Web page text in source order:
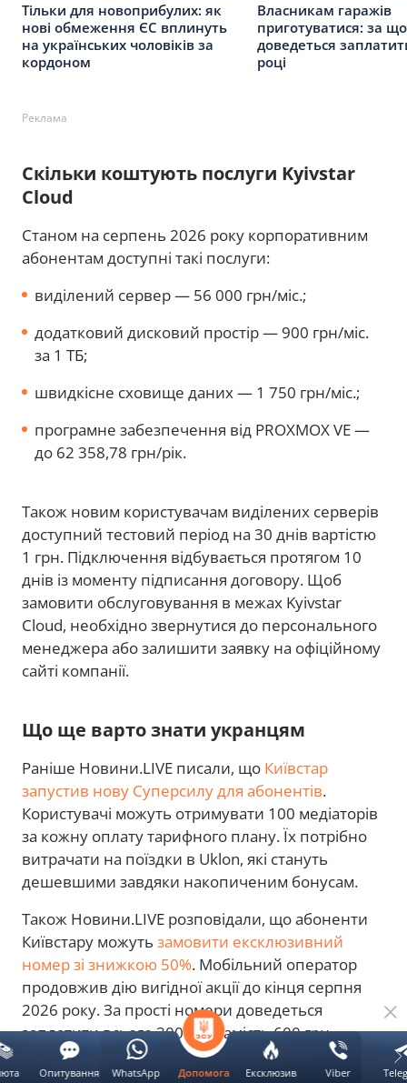
Тільки для новоприбулих: як
нові обмеження ЄС вплинуть
на українських чоловіків за
кордоном
Власникам гаражів
приготуватися: за що
доведеться
році
Реклама
Скільки коштують послуги Kyivstar
Cloud
Станом на серпень 2026 року корпоративним
абонентам доступні такі послуги:
виділений сервер — 56 000 грн/міс.;
додатковий дисковий простір — 900 грн/міс.
за 1 ТБ;
швидкісне сховище даних — 1 750 грн/міс.;
програмне забезпечення від PROXMOX VE —
до 62 358,78 грн/рік.
Також новим користувачам виділених серверів
доступний тестовий період на 30 днів вартістю
1 грн. Підключення відбувається протягом 10
днів із моменту підписання договору. Щоб
замовити обслуговування в межах Kyivstar
Cloud, необхідно звернутися до персонального
менеджера або залишити заявку на офіційному
сайті компанії.
Що ще варто знати укранцям
Раніше Новини.LIVE писали, що Київстар
запустив нову Суперсилу для абонентів.
Користувачі можуть отримувати 100 медіаторів
за кожну оплату тарифного плану. Їх потрібно
витрачати на поїздки в Uklon, які стануть
дешевшими завдяки накопиченим бонусам.
Також Новини.LIVE розповідали, що абоненти
Київстару можуть замовити ексклюзивний
номер зі знижкою 50%. Мобільний оператор
продовжив дію вигідної акції до кінця серпня
2026 року. За прості номери доведеться
заплатити всього 300 грн замість 600 грн.
Допомога Ексклюзив Viber
Опитування WhatsApp